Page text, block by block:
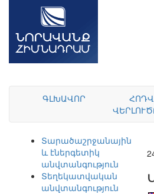
ԳԼԽԱՎՈՐ
Տարածաշրջանային
և էներգետիկ
անվտանգություն
Տեղեկատվական
անվտանգություն